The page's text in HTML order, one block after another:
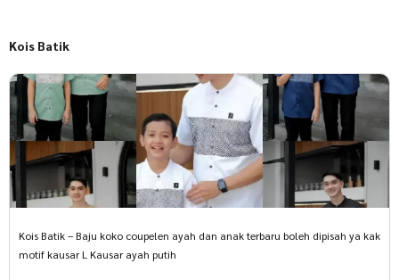
Kois Batik
Kois Batik – Baju koko coupelen ayah dan anak terbaru boleh dipisah ya kak
motif kausar L Kausar ayah putih